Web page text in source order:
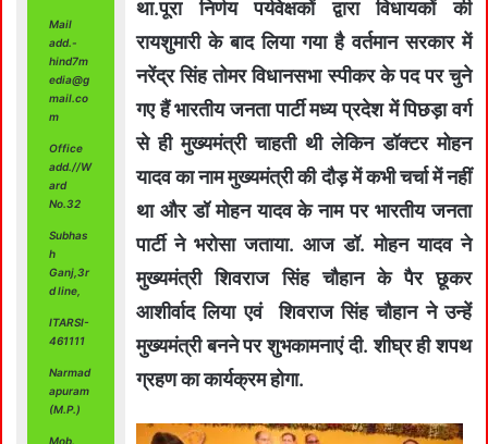
Mail
add.-
hind7m
edia@g
mail.co
m
Office
add.//W
ard
No.32
Subhas
h
Ganj,3r
d line,
ITARSI-
461111
Narmad
apuram
(M.P.)
Mob.
था.पूरा निर्णय पर्यवेक्षकों द्वारा विधायकों की
रायशुमारी के बाद लिया गया है वर्तमान सरकार में
नरेंद्र सिंह तोमर विधानसभा स्पीकर के पद पर चुने
गए हैं भारतीय जनता पार्टी मध्य प्रदेश में पिछड़ा वर्ग
से ही मुख्यमंत्री चाहती थी लेकिन डॉक्टर मोहन
यादव का नाम मुख्यमंत्री की दौड़ में कभी चर्चा में नहीं
था और डॉ मोहन यादव के नाम पर भारतीय जनता
पार्टी ने भरोसा जताया. आज डॉ. मोहन यादव ने
मुख्यमंत्री शिवराज सिंह चौहान के पैर छूकर
आशीर्वाद लिया एवं शिवराज सिंह चौहान ने उन्हें
मुख्यमंत्री बनने पर शुभकामनाएं दी. शीघ्र ही शपथ
ग्रहण का कार्यक्रम होगा.